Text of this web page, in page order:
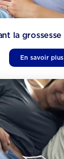
la grossesse
En savoir plus